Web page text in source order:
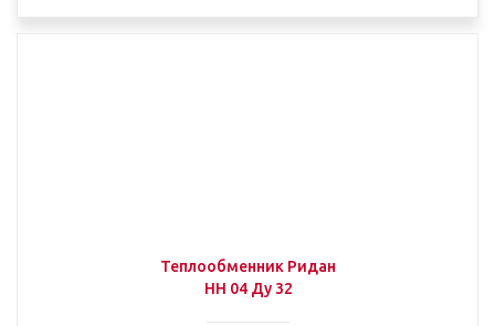
Теплообменник Ридан
НН 04 Ду 32